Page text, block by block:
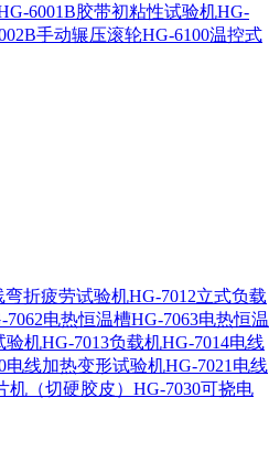
6001B胶带初粘性试验机HG-
手动辗压滚轮HG-6100温控式
弯折疲劳试验机HG-7012立式负载
7062电热恒温槽HG-7063电热恒温
验机HG-7013负载机HG-7014电线
电线加热变形试验机HG-7021电线
（切硬胶皮） HG-7030可挠电